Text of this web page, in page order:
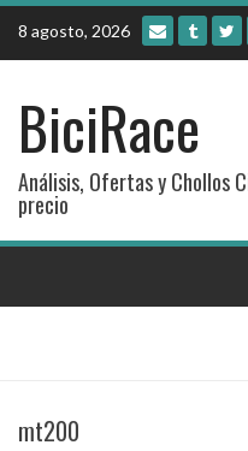
Skip
content
8 agosto, 2026
BiciRace
Análisis, Ofertas y Chollos
precio
mt200